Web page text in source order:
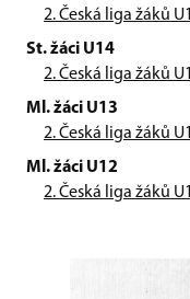
2. Česká liga žáků
St. žáci U14
2. Česká liga žáků
Ml. žáci U13
2. Česká liga žáků
Ml. žáci U12
2. Česká liga žáků